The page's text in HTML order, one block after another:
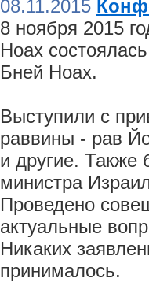
08.11.2015
8 ноября 2015
Ноах
Бней Ноах.
Выступили с
раввины - рав
и другие. Также
министра
Проведено
актуальные
Никаких
принималось.